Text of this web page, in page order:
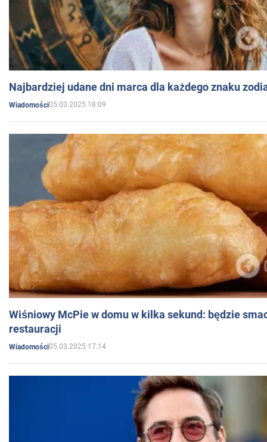
Najbardziej udane dni marca dla każdego znaku
Wiadomości05.03.2025 18:09
Wiśniowy McPie w domu w kilka sekund: będzie
restauracji
Wiadomości05.03.2025 17:14